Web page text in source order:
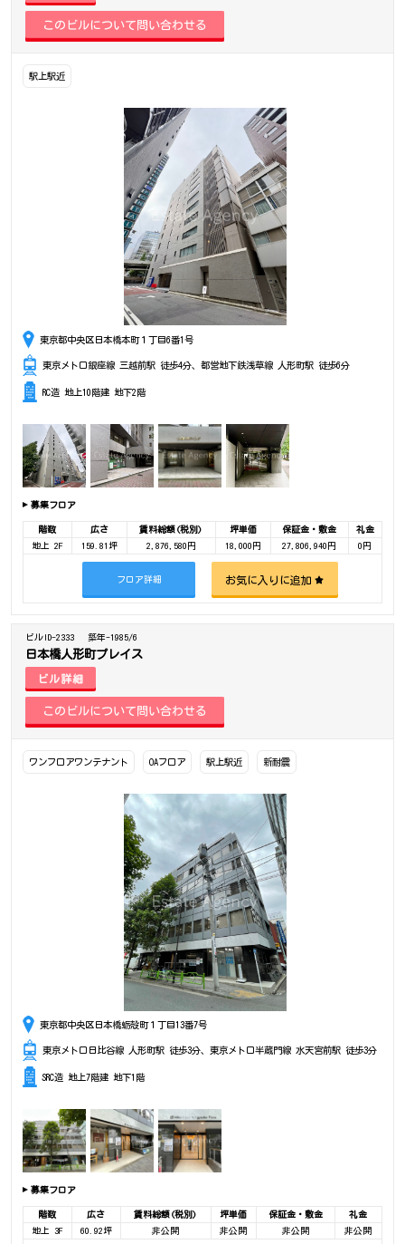
駅上駅近
東京都中央区日本橋本町１丁目6番1号
東京メトロ銀座線 三越前駅 徒歩4分、都営地下鉄浅草線 人形町駅 徒歩6分
RC造 地上10階建 地下2階
募集フロア
階数 広さ 賃料総額(税別) 坪単価 保証金・敷金
礼金
地上 2F
159.81坪 2,876,580円 18,000円 27,806,940円 0円
フロア詳細 お気に入りに追加
ビルID-2333 築年-1985/6
日本橋人形町プレイス
ビル詳細
ワンフロアワンテナント OAフロア 駅上駅近 新耐震
東京都中央区日本橋蛎殻町１丁目13番7号
東京メトロ日比谷線 人形町駅 徒歩3分、東京メトロ半蔵門線 水天宮前駅 徒歩3分
SRC造 地上7階建 地下1階
募集フロア
階数 広さ 賃料総額(税別) 坪単価 保証金・敷金
礼金
地上 3F
60.92坪 非公開 非公開 非公開 非公開